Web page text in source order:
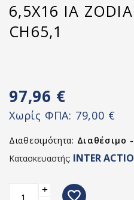
6,5X16 IA
CH65,1
97,96 €
Χωρίς ΦΠΑ: 79,00 €
Διαθεσιμότητα: Διαθέσιμο
Κατασκευαστής: INTER
+
favorite_border